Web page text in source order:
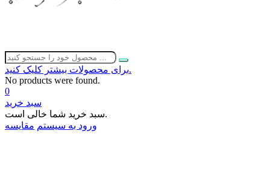
برای محصولات بیشتر کلیک کنید.
No products were found.
0
سبد خرید
سبد خرید شما خالی است.
ورود به سیستم مقایسه